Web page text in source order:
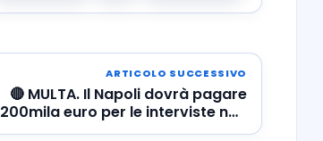
ARTICOLO SUCCESSIVO
🔴 MULTA. Il Napoli dovrà pagare
200mila euro per le interviste non
concesse a Sky e Dazn